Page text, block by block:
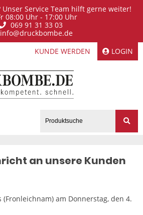
Unser Service Team hilft gerne weiter!
08:00 Uhr - 17:00 Uhr
069 91 31 33 03
info@druckbombe.de
KUNDE WERDEN
LOGIN
an unsere Kunden
am Donnerstag, den 4.